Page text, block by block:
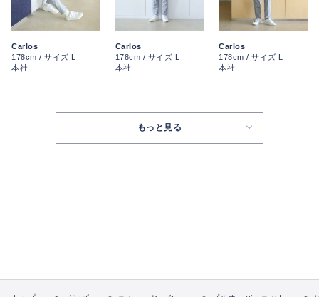
Carlos
178cm / サイズ L
本社
Carlos
178cm / サイズ L
本社
Carlos
178cm / サイズ L
本社
もっと見る